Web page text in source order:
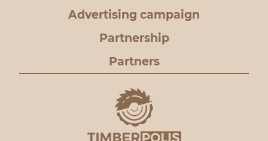
Advertising campaign
Partnership
Partners